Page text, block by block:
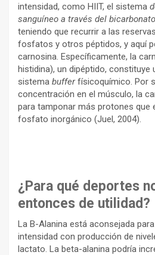
intensidad, como HIIT, el sistema
sanguíneo a través del
teniendo que recurrir a las
fosfatos y otros péptidos, y aquí
carnosina. Específicamente, la
histidina), un dipéptido, constituye
sistema bufferfísicoquímico. Por
concentración en el músculo, la
para tamponar más protones que
fosfato inorgánico (Juel, 2004).
¿Para qué deportes
entonces de utilidad?
La B-Alanina está aconsejada
intensidad con producción de
lactato. La beta-alanina podría